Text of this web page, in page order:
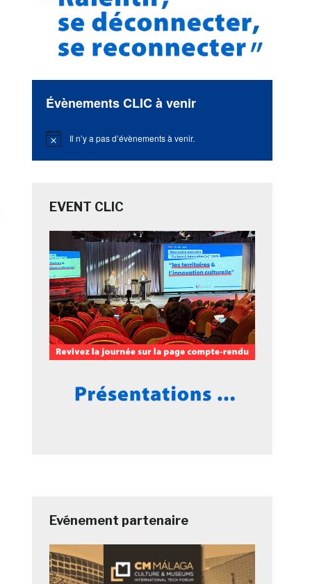
Évènements CLIC à venir
Notice Il n’y a pas d’évènements à venir.
EVENT CLIC
Evénement partenaire